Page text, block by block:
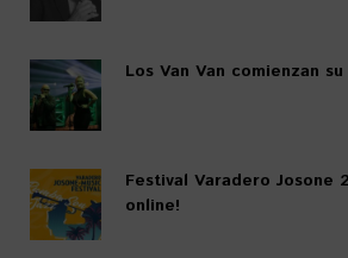
Los Van Van comienzan
Festival Varadero Josone
online!